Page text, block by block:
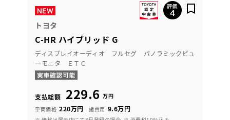
トヨタ
C-HR ハイブリッド G
ディスプレイオーディオ フルセグ パノラミックビュ
ーモニタ ＥＴＣ
支払総額 229.6 万円
車両価格 220万円 諸費用 9.6万円